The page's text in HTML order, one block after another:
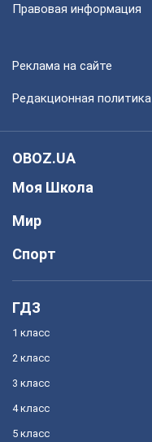
Правовая информация
Реклама на сайте
Редакционная политика
OBOZ.UA
Моя Школа
Мир
Спорт
ГДЗ
1 класс
2 класс
3 класс
4 класс
5 класс